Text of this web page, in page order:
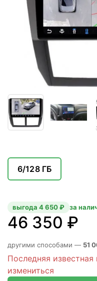
6/128 ГБ
46 350 ₽
выгода 4 650 ₽ за
другими способами — 51
Последняя
измениться